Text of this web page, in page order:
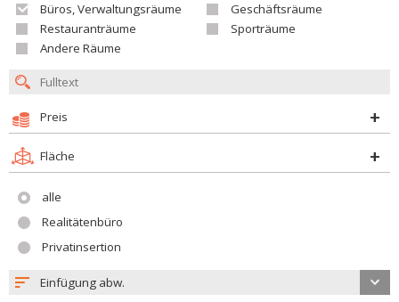
Büros, Verwaltungsräume
Geschäftsräume
Restauranträume
Sporträume
Andere Räume
Preis
Fläche
alle
Realitätenbüro
Privatinsertion
Einfügung abw.